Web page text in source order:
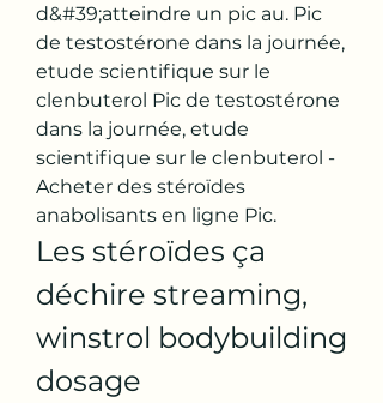
d&#39;atteindre un pic au. Pic
de testostérone dans la journée,
etude scientifique sur le
clenbuterol Pic de testostérone
dans la journée, etude
scientifique sur le clenbuterol -
Acheter des stéroïdes
anabolisants en ligne Pic.
Les stéroïdes ça
déchire streaming,
winstrol bodybuilding
dosage